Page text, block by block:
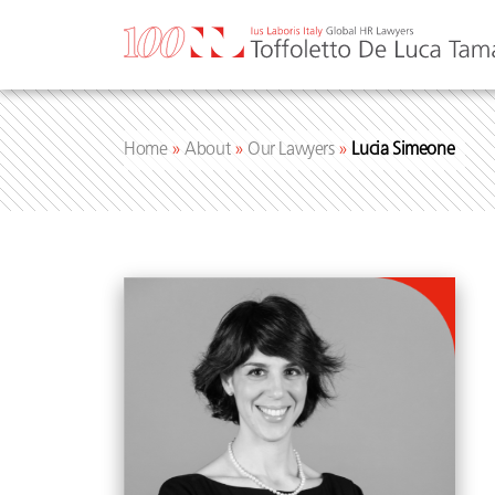
Home»About» Our Lawyers» Lucia Simeone